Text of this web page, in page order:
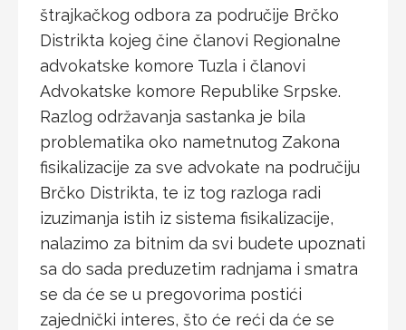
štrajkačkog odbora za područije Brčko
Distrikta kojeg čine članovi Regionalne
advokatske komore Tuzla i članovi
Advokatske komore Republike Srpske.
Razlog održavanja sastanka je bila
problematika oko nametnutog Zakona
fisikalizacije za sve advokate na područiju
Brčko Distrikta, te iz tog razloga radi
izuzimanja istih iz sistema fisikalizacije,
nalazimo za bitnim da svi budete upoznati
sa do sada preduzetim radnjama i smatra
se da će se u pregovorima postići
zajednički interes, što će reći da će se